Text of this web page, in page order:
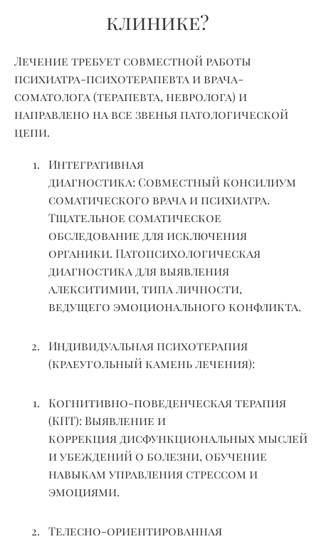
клинике?
Лечение требует совместной работы
психиатра-психотерапевта и врача-
соматолога (терапевта, невролога) и
направлено на все звенья патологической
цепи.
Интегративная
диагностика: Совместный консилиум
соматического врача и психиатра.
Тщательное соматическое
обследование для исключения
органики. Патопсихологическая
диагностика для выявления
алекситимии, типа личности,
ведущего эмоционального конфликта.
Индивидуальная психотерапия
(краеугольный камень лечения):
Когнитивно-поведенческая терапия
(КПТ): Выявление и
коррекция дисфункциональныхмыслей
и убеждений о болезни, обучение
навыкам управления стрессом и
эмоциями.
Телесно-ориентированная